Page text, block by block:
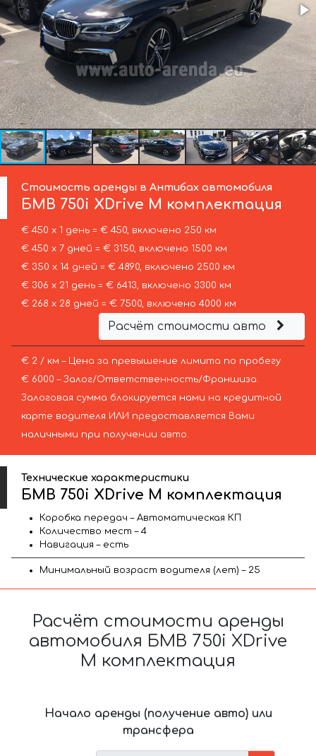
Стоимость аренды в Антибах автомобиля
БМВ 750i XDrive M комплектация
€ 450 х 1 день = € 450, включено 250 км
€ 450 х 7 дней = € 3150, включено 1500 км
€ 350 х 14 дней = € 4890, включено 2500 км
€ 306 х 21 день = € 6413, включено 3300 км
€ 268 х 28 дней = € 7500, включено 4000 км
Расчёт стоимости авто
€ 2 / км – Цена за превышение лимита по пробегу
€ 6000 – Залог/Ответственность/Франшиза.
Залоговая сумма блокируется нами на кредитной
карте водителя ИЛИ предоставляется Вами
наличными при получении авто.
Технические характеристики
БМВ 750i XDrive M комплектация
Коробка передач – Автоматическая КП
Количество мест – 4
Навигация – есть
Минимальный возраст водителя (лет) – 25
Расчёт стоимости аренды
автомобиля БМВ 750i XDrive
M комплектация
Начало аренды (получение авто) или
трансфера